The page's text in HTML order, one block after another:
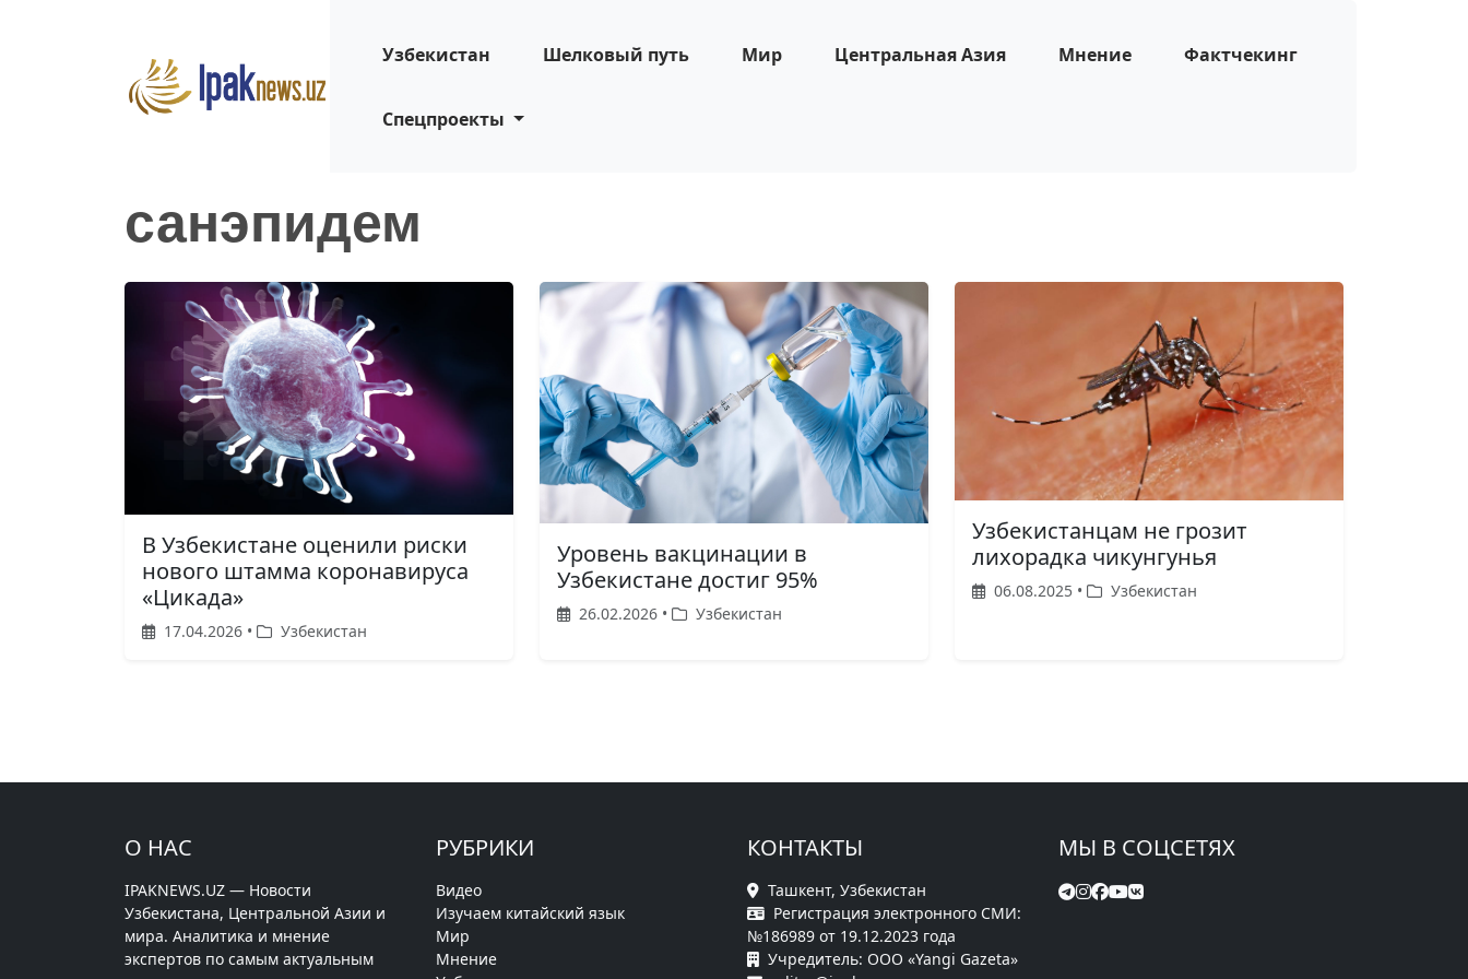
Узбекистан Шелковый путь Мир Центральная Азия Мнение Фактчекинг
Спецпроекты
санэпидем
В Узбекистане оценили риски
нового штамма коронавируса
«Цикада»
17.04.2026 • Узбекистан
Уровень вакцинации в
Узбекистане достиг 95%
26.02.2026 • Узбекистан
Узбекистанцам не грозит
лихорадка чикунгунья
06.08.2025 • Узбекистан
О НАС
IPAKNEWS.UZ — Новости
Узбекистана, Центральной Азии и
мира. Аналитика и мнение
экспертов по самым актуальным
РУБРИКИ
Видео
Изучаем китайский язык
Мир
Мнение
КОНТАКТЫ
Ташкент, Узбекистан
Регистрация электронного СМИ:
№186989 от 19.12.2023 года
Учредитель: ООО «Yangi Gazeta»
МЫ В СОЦСЕТЯХ